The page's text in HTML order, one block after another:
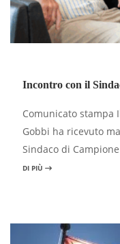
Incontro con il
Comunicato stampa
Gobbi ha ricevuto
Sindaco di
DI PIÙ